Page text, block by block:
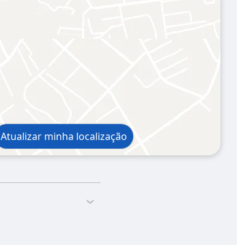
Atualizar minha localização